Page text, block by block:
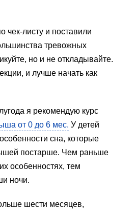
чек-листу и поставили
тревожных
но и не откладывайте.
и лучше начать как
я рекомендую курс
от 0 до 6 мес. У детей
сна, которые
постарше. Чем раньше
особенностях, тем
ночи.
шести месяцев,